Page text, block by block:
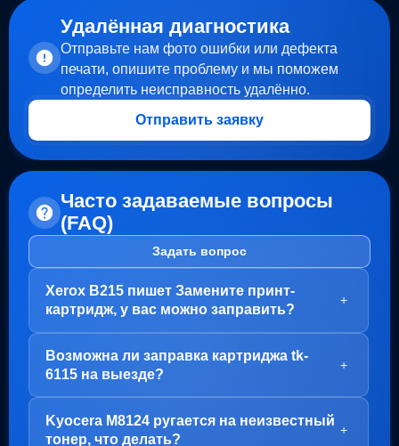
Удалённая диагностика
Отправьте нам фото ошибки или дефекта
печати, опишите проблему и мы поможем
определить неисправность удалённо.
Отправить заявку
Часто задаваемые вопросы
(FAQ)
Задать вопрос
Xerox B215 пишет Замените принт-
картридж, у вас можно заправить?
+
В вашем случае, заправка картриджа не требуется.
Проблема с блоком барабана (Принт-картридж), у
него просто закончился ресурс.
Варианта два:
Возможна ли заправка картриджа tk-
6115 на выезде?
+
Да, заправка картриджа TK-6115 возможна как в
Kyocera M8124 ругается на неизвестный
тонер, что делать?
+